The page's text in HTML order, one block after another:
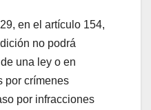
en el artículo 154,
no podrá
una ley o en
por crímenes
por infracciones